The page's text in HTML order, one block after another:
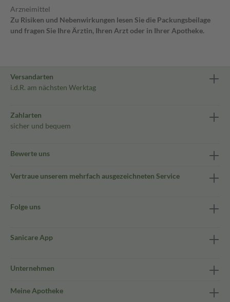
Arzneimittel
Zu Risiken und Nebenwirkungen lesen Sie die Packungsbeilage
und fragen Sie Ihre Ärztin, Ihren Arzt oder in Ihrer Apotheke.
Versandarten
i.d.R. am nächsten Werktag
Zahlarten
sicher und bequem
Bewerte uns
Vertraue unserem mehrfach ausgezeichneten Service
Folge uns
Sanicare App
Unternehmen
Meine Apotheke